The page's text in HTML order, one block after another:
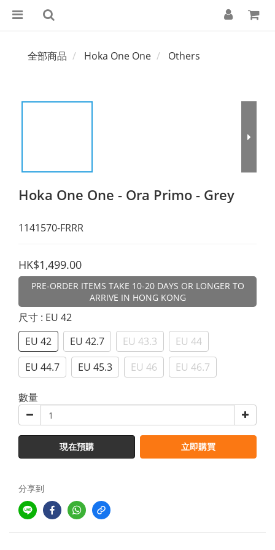
全部商品 Hoka One One Others
Hoka One One - Ora Primo - Grey
1141570-FRRR
HK$1,499.00
PRE-ORDER ITEMS TAKE 10-20 DAYS OR LONGER TO
ARRIVE IN HONG KONG
尺寸 : EU 42
EU 42
EU 42.7 EU 43.3
EU 44
EU 44.7
EU 45.3 EU 46 EU 46.7
數量
現在預購 立即購買
分享到